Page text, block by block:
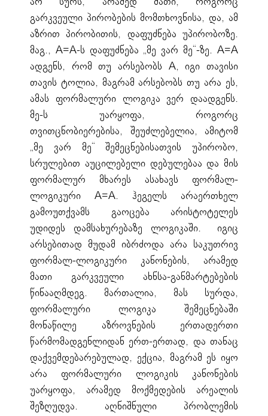
გარკვეული პირობების მომთხოვნისა, და, ამ
აზრით პირობითის, დაფუძნება უპირობოზე.
მაგ., A=A-ს დაფუძნება „მე ვარ მე“-ზე. A=A
ადგენს, რომ თუ არსებობს A, იგი თავისი
თავის ტოლია, მაგრამ არსებობს თუ არა ეს,
ამას ფორმალური ლოგიკა ვერ დაადგენს.
მე-ს უარყოფა, როგორც
თვითცნობიერებისა, შეუძლებელია, ამიტომ
„მე ვარ მე“ შემეცნებისათვის უპირობო,
სრულებით აუცილებელი დებულებაა და მის
ფორმალურ მხარეს ასახავს ფორმალ-
ლოგიკური A=A. ჰეგელს არაერთხელ
გამოუთქვამს გაოცება არისტოტელეს
უდიდეს დამსახურებაზე ლოგიკაში. იგიც
არსებითად მუდამ იბრძოდა არა საკუთრივ
ფორმალ-ლოგიკური კანონების, არამედ
მათი გარკვეული ახნსა-განმარტებების
წინააღმდეგ. მართალია, მას სურდა,
ფორმალური ლოგიკა შემეცნებაში
მონაწილე აზროვნების ერთადერთი
წარმომადგენლიდან ერთ-ერთად, და თანაც
დაქვემდებარებულად, ექცია, მაგრამ ეს იყო
არა ფორმალური ლოგიკის კანონების
უარყოფა, არამედ მოქმედების არეალის
შეზღუდვა. აღნიშნული პრობლემის